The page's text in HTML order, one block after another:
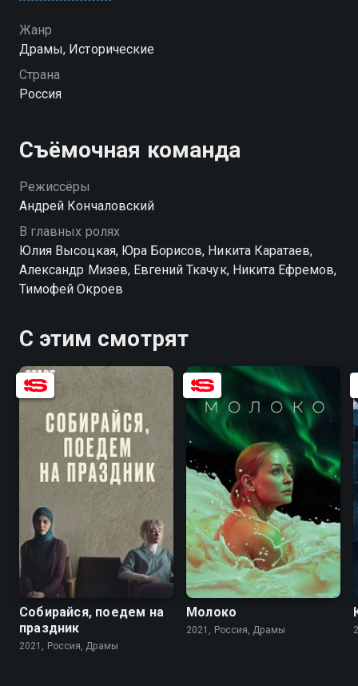
Муссолини и предлагает совершенно иную
идеологию — фашизм. И пока его катастрофические
последствия неизвестны. В Советском Союзе не
все готовы сохранять наследие Ленина, и так
пограничное время происходит случайная встреча
Михаила Прохорова и Алексея Тихомирова, давних
соперников, когда-то влюбленных в одну женщину.
Жанр
Драмы, Исторические
Страна
Россия
Съёмочная команда
Режиссёры
Андрей Кончаловский
В главных ролях
Юлия Высоцкая, Юра Борисов, Никита Каратаев,
Александр Мизев, Евгений Ткачук, Никита Ефремов,
Тимофей Окроев
С этим смотрят
5.4
Собирайся, поедем на
праздник
2021, Россия, Драмы
6.8 6.6
Молоко
2021, Россия, Драмы